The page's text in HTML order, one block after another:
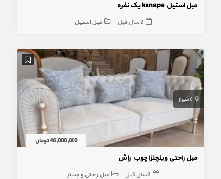
مبل استیل kanape یک نفره
2 سال قبل مبل استیل
شیراز
46,000,000 تومان
مبل راحتی وینچنزا چوب راش
2 سال قبل مبل راحتی و چستر